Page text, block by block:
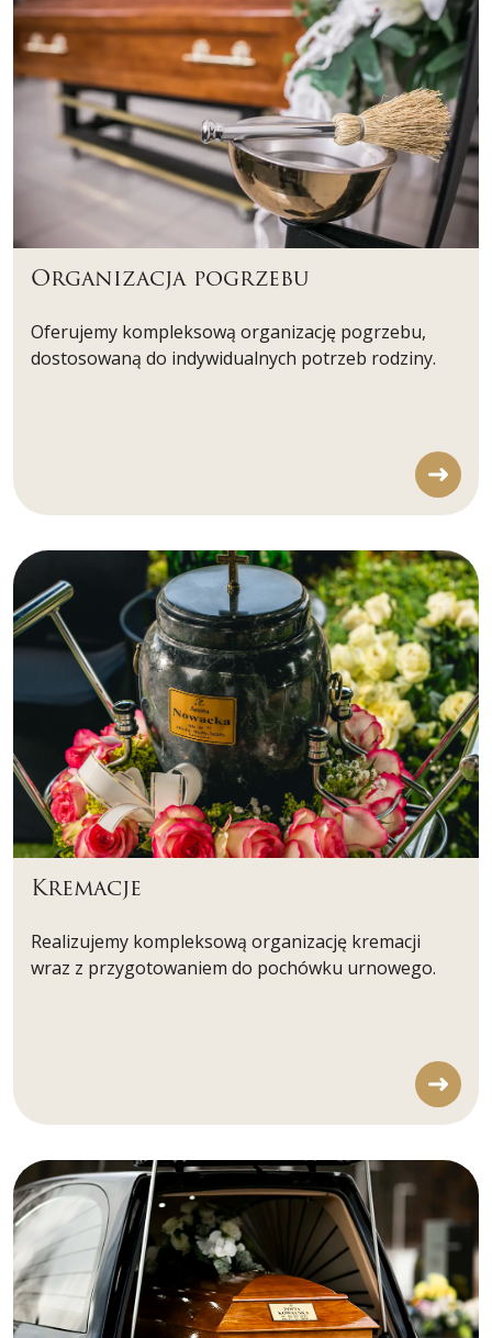
Organizacja pogrzebu
Oferujemy kompleksową organizację pogrzebu,
dostosowaną do indywidualnych potrzeb rodziny.
Kremacje
Realizujemy kompleksową organizację kremacji
wraz z przygotowaniem do pochówku urnowego.